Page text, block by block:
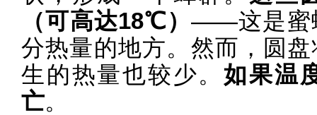
（可高达18℃） ——这是蜜
分热量的地方。然而，圆盘
生的热量也较少。如果温
亡。